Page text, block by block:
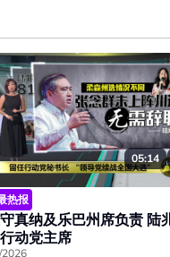
05:14
热报
真纳及乐巴州席负责 陆
动党主席